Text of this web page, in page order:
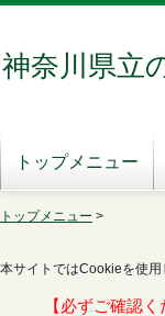
神奈川県立
トップメニュー
トップメニュー >
本サイトではCookieを使
【必ずご確認